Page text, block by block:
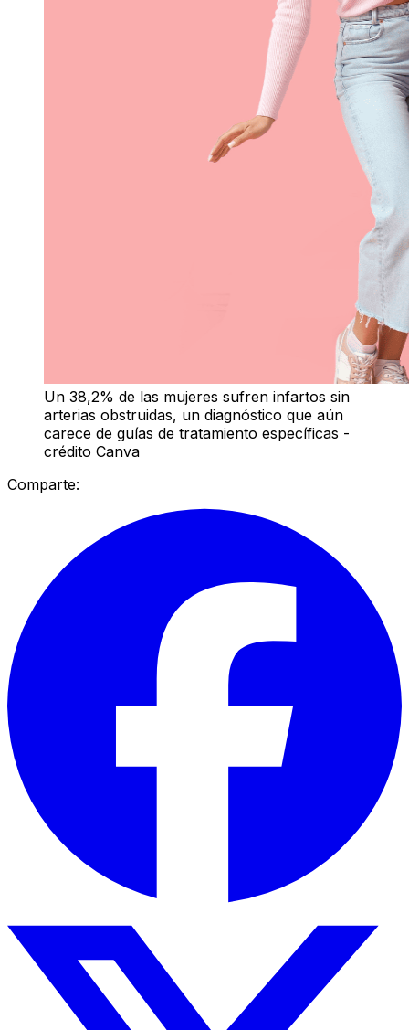
Un 38,2% de las mujeres sufren infartos sin
arterias obstruidas, un diagnóstico que aún
carece de guías de tratamiento específicas -
crédito Canva
Comparte: